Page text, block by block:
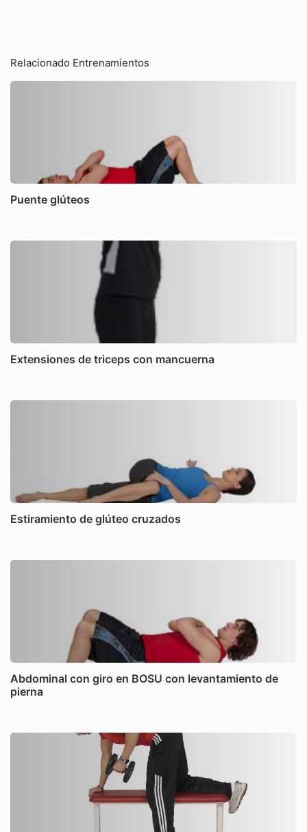
Relacionado Entrenamientos
Puente glúteos
Extensiones de triceps con mancuerna
Estiramiento de glúteo cruzados
Abdominal con giro en BOSU con levantamiento de
pierna